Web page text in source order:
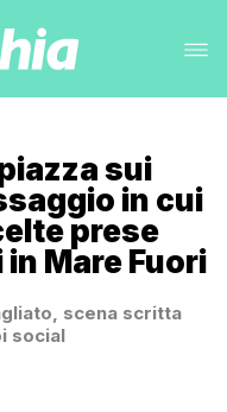
sui
in cui
prese
Mare Fuori
scena scritta
social